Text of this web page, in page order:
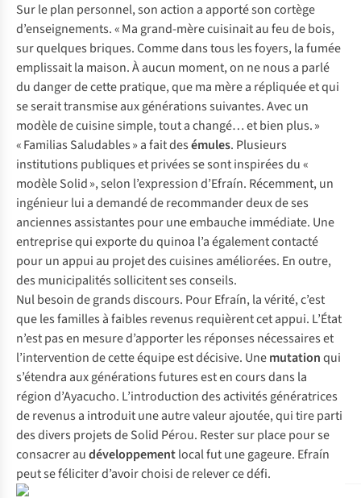
Sur le plan personnel, son action a apporté son cortège
d’enseignements. « Ma grand-mère cuisinait au feu de bois,
sur quelques briques. Comme dans tous les foyers, la fumée
emplissait la maison. À aucun moment, on ne nous a parlé
du danger de cette pratique, que ma mère a répliquée et qui
se serait transmise aux générations suivantes. Avec un
modèle de cuisine simple, tout a changé… et bien plus. »
« Familias Saludables » a fait desémules. Plusieurs
institutions publiques et privées se sont inspirées du «
modèle Solid », selon l’expression d’Efraín. Récemment, un
ingénieur lui a demandé de recommander deux de ses
anciennes assistantes pour une embauche immédiate. Une
entreprise qui exporte du quinoa l’a également contacté
pour un appui au projet des cuisines améliorées. En outre,
des municipalités sollicitent ses conseils.
Nul besoin de grands discours. Pour Efraín, la vérité, c’est
que les familles à faibles revenus requièrent cet appui. L’État
n’est pas en mesure d’apporter les réponses nécessaires et
l’intervention de cette équipe est décisive. Unemutationqui
s’étendra aux générations futures est en cours dans la
région d’Ayacucho. L’introduction des activités génératrices
de revenus a introduit une autre valeur ajoutée, qui tire parti
des divers projets de Solid Pérou. Rester sur place pour se
consacrer audéveloppementlocal fut une gageure. Efraín
peut se féliciter d’avoir choisi de relever ce défi.